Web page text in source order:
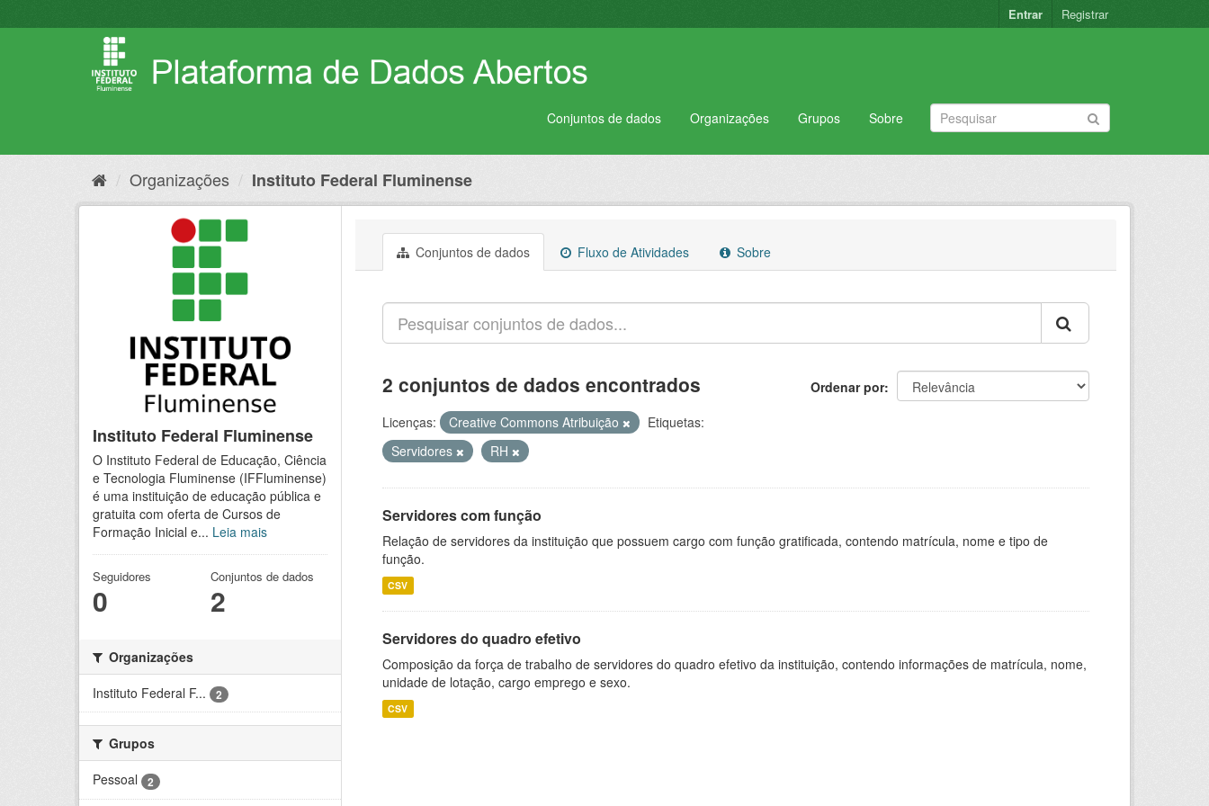
para
Entrar Registrar
Conjuntos de dados Organizações Grupos Sobre
Organizações Instituto Federal Fluminense
Instituto Federal Fluminense
O Instituto Federal de Educação, Ciência
e Tecnologia Fluminense (IFFluminense)
é uma instituição de educação pública e
gratuita com oferta de Cursos de
Formação Inicial e... Leia mais
Seguidores
0
Conjuntos de dados
2
Organizações
Instituto Federal F...
2
Grupos
Pessoal
2
Conjuntos de dados Fluxo de Atividades Sobre
Ordenar por
2 conjuntos de dados encontrados
Licenças: Creative Commons Atribuição
Etiquetas:
Servidores
RH
Servidores com função
Relação de servidores da instituição que possuem cargo com função gratificada, contendo matrícula, nome e tipo de
função.
CSV
Servidores do quadro efetivo
Composição da força de trabalho de servidores do quadro efetivo da instituição, contendo informações de matrícula, nome,
unidade de lotação, cargo emprego e sexo.
CSV